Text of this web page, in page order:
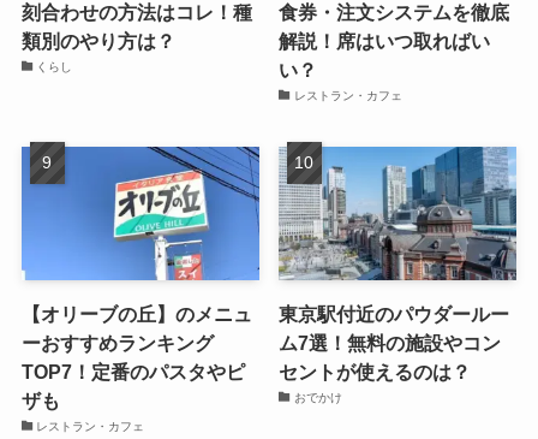
刻合わせの方法はコレ！種
類別のやり方は？
くらし
食券・注文システムを徹底
解説！席はいつ取ればい
い？
レストラン・カフェ
【オリーブの丘】のメニュ
ーおすすめランキング
TOP7！定番のパスタやピ
ザも
レストラン・カフェ
東京駅付近のパウダールー
ム7選！無料の施設やコン
セントが使えるのは？
おでかけ